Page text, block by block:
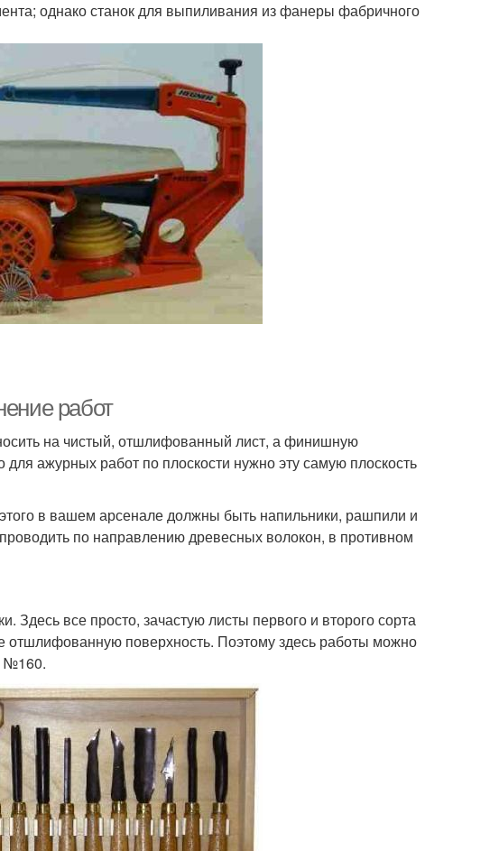
однако станок для выпиливания из фанеры фабричного
работ
на чистый, отшлифованный лист, а финишную
ажурных работ по плоскости нужно эту самую плоскость
в вашем арсенале должны быть напильники, рашпили и
по направлению древесных волокон, в противном
Здесь все просто, зачастую листы первого и второго сорта
отшлифованную поверхность. Поэтому здесь работы можно
№160.